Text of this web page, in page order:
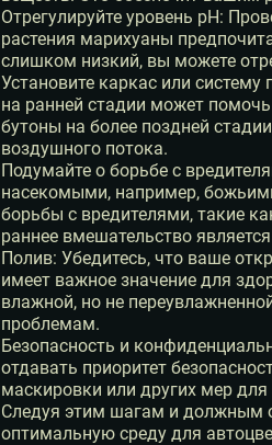
Отрегулируйте уровень рН:
растения марихуаны
слишком низкий, вы можете
Установите каркас или
на ранней стадии может
бутоны на более поздней
воздушного потока.
Подумайте о борьбе с
насекомыми, например,
борьбы с вредителями, такие
раннее вмешательство
Полив: Убедитесь, что ваше
имеет важное значение для
влажной, но не
проблемам.
Безопасность и
отдавать приоритет
маскировки или других мер
Следуя этим шагам и должным
оптимальную среду для